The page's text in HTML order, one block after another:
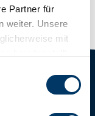
Partner für
weiter. Unsere
mit
zu unseren
nutzen.
& Kanzleien